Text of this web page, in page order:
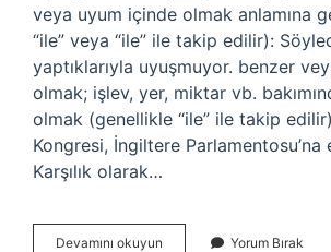
veya uyum içinde olmak anlamına
“ile” veya “ile” ile takip edilir):
yaptıklarıyla uyuşmuyor. benzer
olmak; işlev, yer, miktar vb.
olmak (genellikle “ile” ile takip
Kongresi, İngiltere Parlamentosu’na
Karşılık olarak…
Devamını okuyun Yorum Bırak